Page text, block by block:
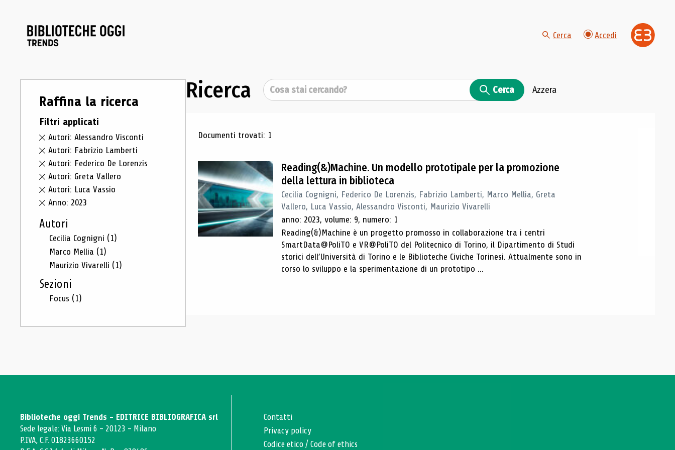
Cerca Accedi
Raffina la ricerca
Filtri applicati
Autori: Alessandro Visconti
Autori: Fabrizio Lamberti
Autori: Federico De Lorenzis
Autori: Greta Vallero
Autori: Luca Vassio
Anno: 2023
Autori
Cecilia Cognigni (1)
Marco Mellia (1)
Maurizio Vivarelli (1)
Sezioni
Focus (1)
Ricerca Cerca Cerca Azzera
Risultati di ricerca
Documenti trovati: 1
Reading(&)Machine. Un modello prototipale per la promozione
della lettura in biblioteca
Cecilia Cognigni, Federico De Lorenzis, Fabrizio Lamberti, Marco Mellia, Greta
Vallero, Luca Vassio, Alessandro Visconti, Maurizio Vivarelli
anno: 2023, volume: 9, numero: 1
Reading(&)Machine è un progetto promosso in collaborazione tra i centri
SmartData@PoliTO e VR@PoliTO del Politecnico di Torino, il Dipartimento di Studi
storici dell’Università di Torino e le Biblioteche Civiche Torinesi. Attualmente sono in
corso lo sviluppo e la sperimentazione di un prototipo ...
Biblioteche oggi Trends - EDITRICE BIBLIOGRAFICA srl
Sede legale: Via Lesmi 6 - 20123 - Milano
P.IVA, C.F. 01823660152
Contatti
Privacy policy
Codice etico /Code of ethics